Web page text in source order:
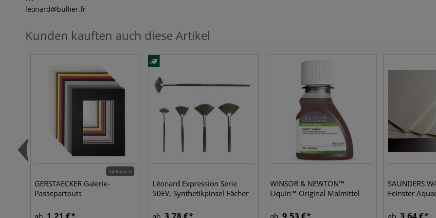
leonard@bullier.fr
Kunden kauften auch diese Artikel
14 Farben
GERSTAECKER Galerie-
Passepartouts
ab
Léonard Expression Serie
50EV, Synthetikpinsel Fächer
ab
WINSOR & NEWTON™
Liquin™ Original Malmittel
ab
SAUNDERS
Feinster
ab